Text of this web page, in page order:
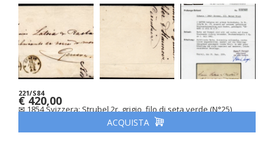
221/S84
✉ 1854 Svizzera: Strubel 2r. grigio, filo di seta verde (N°25)
€ 420,00
ACQUISTA